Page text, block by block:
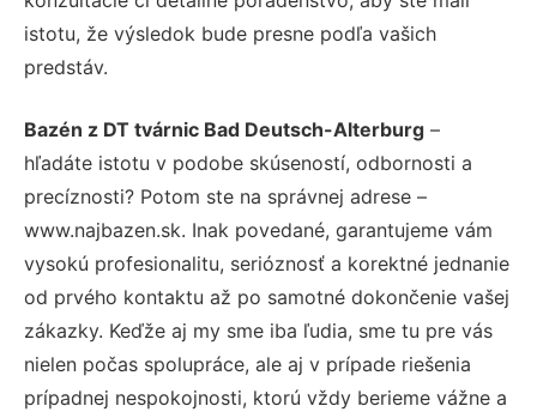
istotu, že výsledok bude presne podľa vašich
predstáv.
Bazén z DT tvárnic Bad Deutsch-Alterburg –
hľadáte istotu v podobe skúseností, odbornosti a
precíznosti? Potom ste na správnej adrese –
www.najbazen.sk. Inak povedané, garantujeme vám
vysokú profesionalitu, serióznosť a korektné jednanie
od prvého kontaktu až po samotné dokončenie vašej
zákazky. Keďže aj my sme iba ľudia, sme tu pre vás
nielen počas spolupráce, ale aj v prípade riešenia
prípadnej nespokojnosti, ktorú vždy berieme vážne a